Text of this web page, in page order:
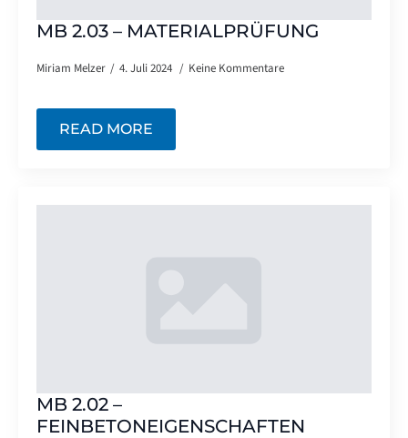
MB 2.03 – MATERIALPRÜFUNG
Miriam Melzer 4. Juli 2024 Keine Kommentare
READ MORE
MB 2.02 –
FEINBETONEIGENSCHAFTEN